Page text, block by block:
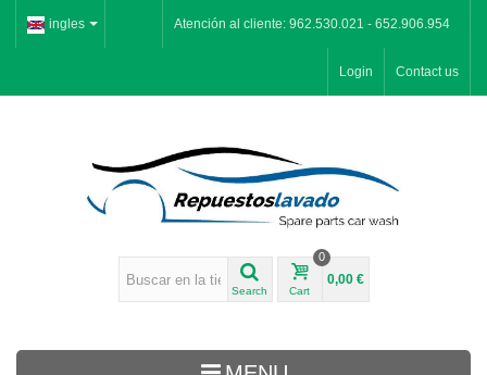
Atención al cliente: 962.530.021 - 652.906.954
ingles
Contact us
Login
Search Cart
0
0,00 €